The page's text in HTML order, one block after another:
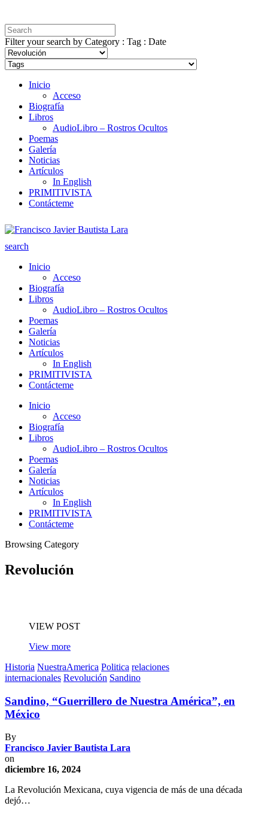
Filter your search by Category : Tag : Date
Inicio
Acceso
Biografía
Libros
AudioLibro – Rostros Ocultos
Poemas
Galería
Noticias
Artículos
In English
PRIMITIVISTA
Contácteme
search
Inicio
Acceso
Biografía
Libros
AudioLibro – Rostros Ocultos
Poemas
Galería
Noticias
Artículos
In English
PRIMITIVISTA
Contácteme
Inicio
Acceso
Biografía
Libros
AudioLibro – Rostros Ocultos
Poemas
Galería
Noticias
Artículos
In English
PRIMITIVISTA
Contácteme
Browsing Category
Revolución
VIEW POST
View more
Historia NuestraAmerica Politica relaciones
internacionales Revolución Sandino
Sandino, “Guerrillero de Nuestra América”, en
México
By
Francisco Javier Bautista Lara
on
diciembre 16, 2024
La Revolución Mexicana, cuya vigencia de más de una década
dejó…